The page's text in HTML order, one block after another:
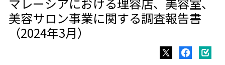
美容サロン事業に関する調査報告書
（2024年3月）